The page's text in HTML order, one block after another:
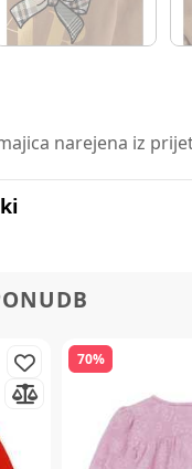
majica narejena iz
70%